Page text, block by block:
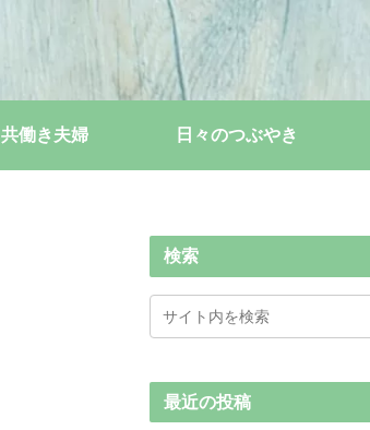
共働き夫婦 日々のつぶやき
検索
最近の投稿